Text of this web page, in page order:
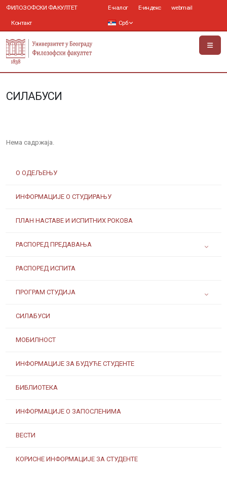
ФИЛОЗОФСКИ ФАКУЛТЕТ
Контакт
Е-налог Е-индекс webmail
Срб
СИЛАБУСИ
О ОДЕЉЕЊУ
ИНФОРМАЦИЈЕ О СТУДИРАЊУ
ПЛАН НАСТАВЕ И ИСПИТНИХ РОКОВА
РАСПОРЕД ПРЕДАВАЊА
РАСПОРЕД ИСПИТА
ПРОГРАМ СТУДИЈА
СИЛАБУСИ
МОБИЛНОСТ
ИНФОРМАЦИЈЕ ЗА БУДУЋЕ СТУДЕНТЕ
БИБЛИОТЕКА
ИНФОРМАЦИЈЕ О ЗАПОСЛЕНИМА
ВЕСТИ
КОРИСНЕ ИНФОРМАЦИЈЕ ЗА СТУДЕНТЕ
Нема садржаја.